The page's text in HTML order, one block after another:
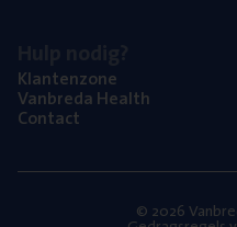
Klan­ten­zo­ne
Van­b­re­da Health
Con­tact
© 2026